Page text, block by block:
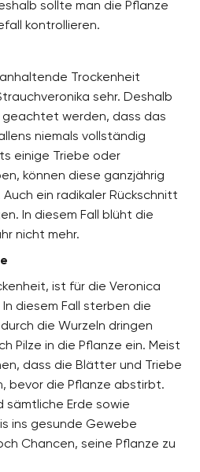
sollte man die Pflanze
kontrollieren.
Trockenheit
sehr. Deshalb
werden, dass das
niemals vollständig
einige Triebe oder
können diese ganzjährig
ein radikaler Rückschnitt
In diesem Fall blüht die
nicht mehr.
ist für die Veronica
diesem Fall sterben die
die Wurzeln dringen
Pilze in die Pflanze ein. Meist
dass die Blätter und Triebe
bevor die Pflanze abstirbt.
sämtliche Erde sowie
ins gesunde Gewebe
Chancen, seine Pflanze zu